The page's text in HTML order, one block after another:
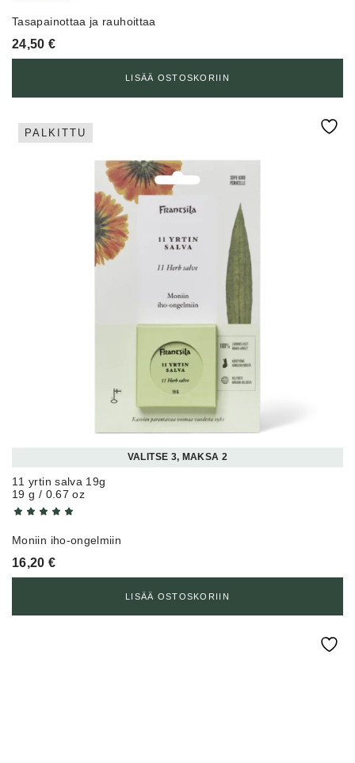
Tasapainottaa ja rauhoittaa
24,50€
LISÄÄ OSTOSKORIIN
PALKITTU
VALITSE 3, MAKSA 2
11 yrtin salva 19g
19 g / 0.67 oz
Moniin iho-ongelmiin
16,20€
LISÄÄ OSTOSKORIIN